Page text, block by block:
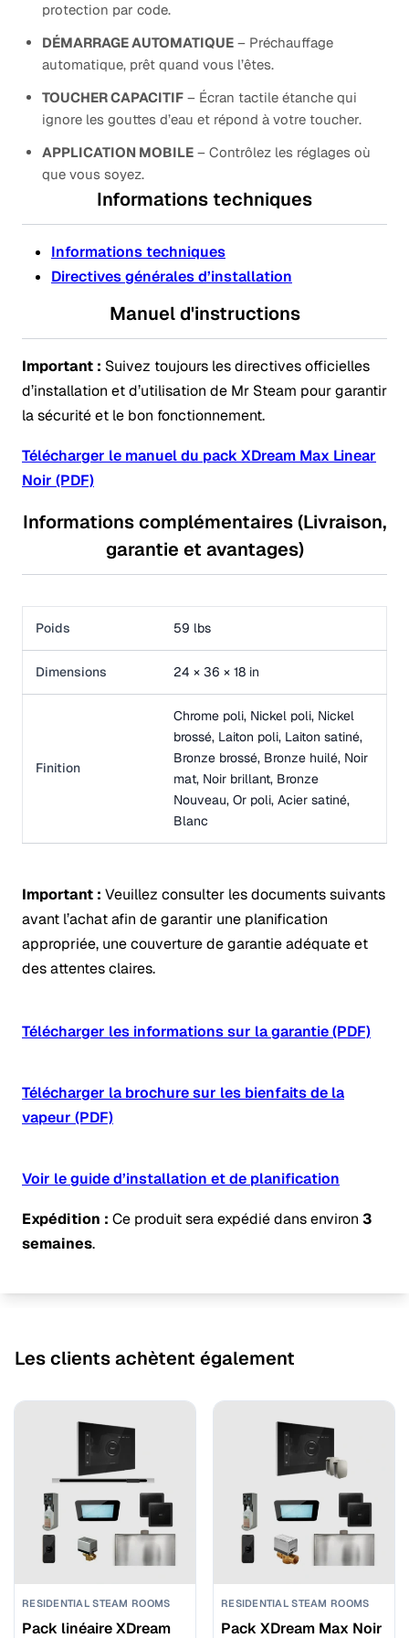
protection par code.
DÉMARRAGE AUTOMATIQUE – Préchauffage
automatique, prêt quand vous l’êtes.
TOUCHER CAPACITIF – Écran tactile étanche qui
ignore les gouttes d’eau et répond à votre toucher.
APPLICATION MOBILE – Contrôlez les réglages où
que vous soyez.
Informations techniques
Informations techniques
Directives générales d’installation
Manuel d'instructions
Important : Suivez toujours les directives officielles
d’installation et d’utilisation de Mr Steam pour garantir
la sécurité et le bon fonctionnement.
Télécharger le manuel du pack XDream Max Linear
Noir (PDF)
Informations complémentaires (Livraison,
garantie et avantages)
Poids 59 lbs
Dimensions 24 × 36 × 18 in
Finition
Chrome poli, Nickel poli, Nickel
brossé, Laiton poli, Laiton satiné,
Bronze brossé, Bronze huilé, Noir
mat, Noir brillant, Bronze
Nouveau, Or poli, Acier satiné,
Blanc
Important : Veuillez consulter les documents suivants
avant l’achat afin de garantir une planification
appropriée, une couverture de garantie adéquate et
des attentes claires.
Télécharger les informations sur la garantie (PDF)
Télécharger la brochure sur les bienfaits de la
vapeur (PDF)
Voir le guide d’installation et de planification
Expédition : Ce produit sera expédié dans environ 3
semaines.
Les clients achètent également
RESIDENTIAL STEAM ROOMS
Pack linéaire XDream
RESIDENTIAL STEAM ROOMS
Pack XDream Max Noir